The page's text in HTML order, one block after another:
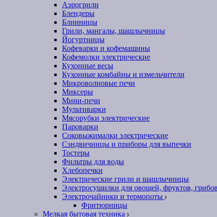
Аэрогрили
Блендеры
Блинницы
Грили, мангалы, шашлычницы
Йогуртницы
Кофеварки и кофемашины
Кофемолки электрические
Кухонные весы
Кухонные комбайны и измельчители
Микроволновые печи
Миксеры
Мини-печи
Мультиварки
Мясорубки электрические
Пароварки
Соковыжималки электрические
Сэндвичницы и приборы для выпечки
Тостеры
Фильтры для воды
Хлебопечки
Электрические грили и шашлычницы
Электросушилки для овощей, фруктов,
Электрочайники и термопоты
Фритюрницы
Мелкая бытовая техника